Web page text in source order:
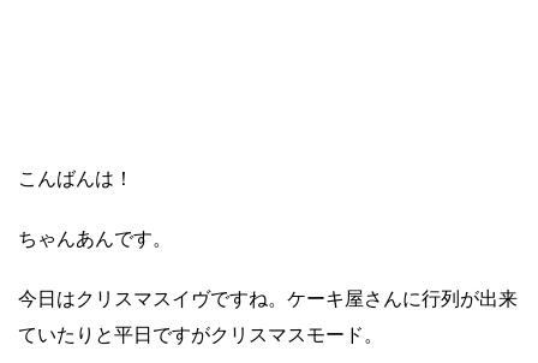
こんばんは！
ちゃんあんです。
今日はクリスマスイヴですね。ケーキ屋さんに行列が出来
ていたりと平日ですがクリスマスモード。